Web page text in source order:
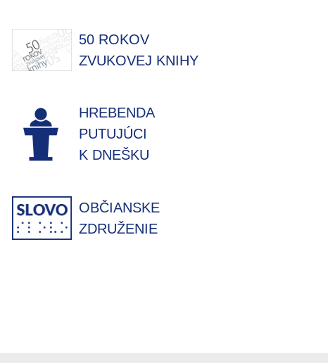
50 ROKOV
ZVUKOVEJ KNIHY
HREBENDA
PUTUJÚCI
K DNEŠKU
OBČIANSKE
ZDRUŽENIE